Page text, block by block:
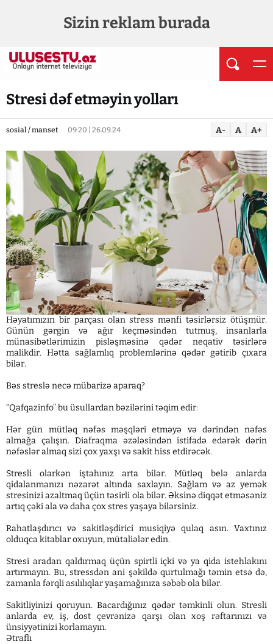
Sizin reklam burada
Stresi dəf etməyin yolları
sosial / manset 09:20 | 26.09.24 A- A A+
Həyatımızın bir parçası olan stress mənfi təsirlərsiz ötüşmür.
Günün gərgin və ağır keçməsindən tutmuş, insanlarla
münasibətlərimizin pisləşməsinə qədər neqativ təsirlərə
malikdir. Hətta sağlamlıq problemlərinə qədər gətirib çıxara
bilər.
Bəs streslə necə mübarizə aparaq?
“Qafqazinfo” bu üsullardan bəzilərini təqim edir:
Hər gün mütləq nəfəs məşqləri etməyə və dərindən nəfəs
almağa çalışın. Diafraqma əzələsindən istifadə edərək dərin
nəfəslər almaq sizi çox yaxşı və sakit hiss etdirəcək.
Stresli olarkən iştahınız arta bilər. Mütləq belə anlarda
qidalanmanızı nəzarət altında saxlayın. Sağlam və az yemək
stresinizi azaltmaq üçün təsirli ola bilər. Əksinə diqqət etməsəniz
artıq çəki ala və daha çox stres yaşaya bilərsiniz.
Rahatlaşdırıcı və sakitləşdirici musiqiyə qulaq asın. Vaxtınız
olduqca kitablar oxuyun, mütaliələr edin.
Stresi aradan qaldırmaq üçün spirtli içki və ya qida istehlakını
artırmayın. Bu, stressdən ani şəkildə qurtulmağı təmin etsə də,
zamanla fərqli asılılıqlar yaşamağınıza səbəb ola bilər.
Sakitliyinizi qoruyun. Bacardığınız qədər təmkinli olun. Stresli
anlarda ev, iş, dost çevrənizə qarşı olan xoş rəftarınızı və
ünsiyyətinizi korlamayın.
Ətraflı